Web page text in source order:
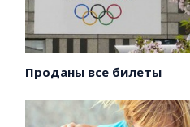
Проданы все билеты